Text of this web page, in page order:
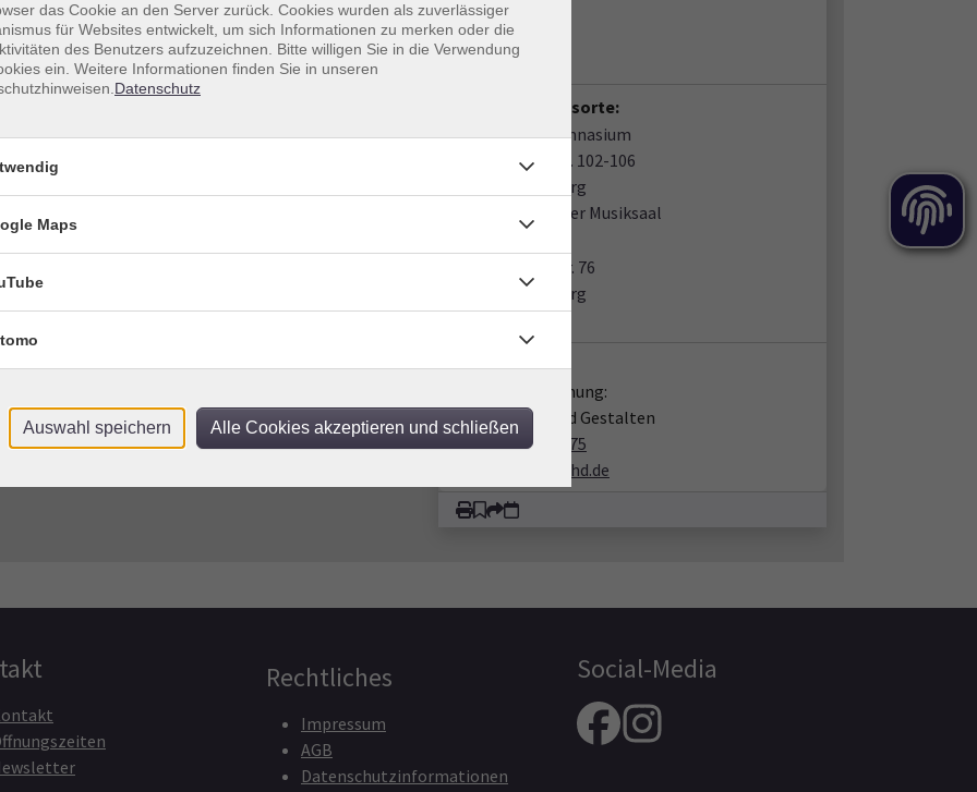
Uhr
Dozent*in:
Dodt, Andreas
Veranstaltungsorte:
Helmholtz Gymnasium
Rohrbacher Str. 102-106
69126 Heidelberg
Raum 110 kleiner Musiksaal
Bergheimer Str. 76
69115 Heidelberg
Kontakt:
Fragen zur Buchung:
Team Kunst und Gestalten
06221 9119-75
kunst@vhs-hd.de
Rechtliches
Impressum
AGB
Datenschutzinformationen
Social-Media
das Cookie an den Server zurück. Cookies wurden als zuverlässiger
für Websites entwickelt, um sich Informationen zu merken oder die
des Benutzers aufzuzeichnen. Bitte willigen Sie in die Verwendung
ein. Weitere Informationen finden Sie in unseren
Datenschutz
Maps
Auswahl speichern Alle Cookies akzeptieren und schließen